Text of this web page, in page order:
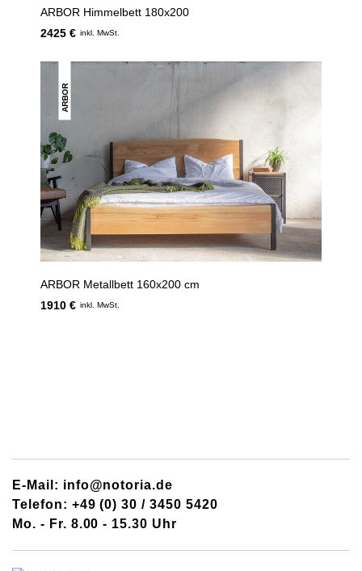
ARBOR Himmelbett 180x200
2425 € inkl. MwSt.
ARBOR
ARBOR Metallbett 160x200 cm
1910 € inkl. MwSt.
E-Mail: info@notoria.de
Telefon: +49 (0) 30 / 3450 5420
Mo. - Fr. 8.00 - 15.30 Uhr